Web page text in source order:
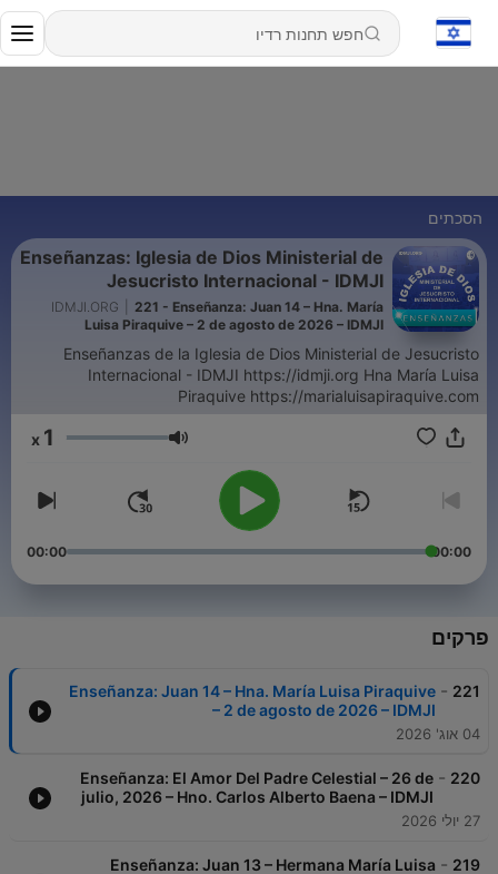
הסכתים
Enseñanzas: Iglesia de Dios Ministerial de
Jesucristo Internacional - IDMJI
IDMJI.ORG
221 - Enseñanza: Juan 14 – Hna. María
Luisa Piraquive – 2 de agosto de 2026 – IDMJI
Enseñanzas de la Iglesia de Dios Ministerial de Jesucristo
Internacional - IDMJI https://idmji.org Hna María Luisa
Piraquive https://marialuisapiraquive.com
עוצמת שמע 1
00:00
00:00
פרקים
221
-
Enseñanza: Juan 14 – Hna. María Luisa Piraquive
– 2 de agosto de 2026 – IDMJI
04 אוג' 2026
220
-
Enseñanza: El Amor Del Padre Celestial – 26 de
julio, 2026 – Hno. Carlos Alberto Baena – IDMJI
27 יולי 2026
219
-
Enseñanza: Juan 13 – Hermana María Luisa